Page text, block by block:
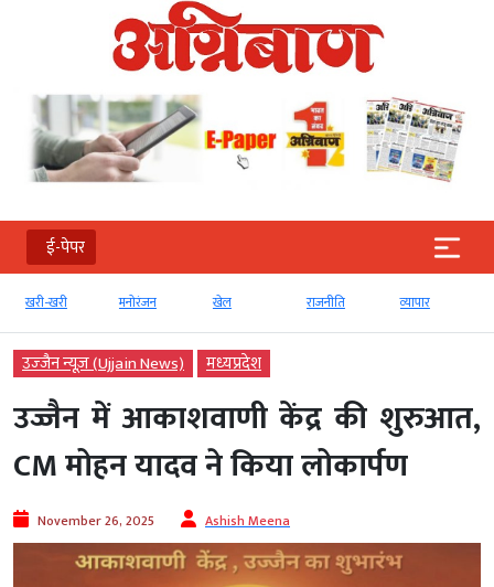
ई-पेपर
खरी-खरी मनोरंजन खेल राजनीति व्‍यापार
उज्‍जैन न्यूज़ (Ujjain News) मध्‍यप्रदेश
उज्जैन में आकाशवाणी केंद्र की शुरुआत,
CM मोहन यादव ने किया लोकार्पण
November 26, 2025 Ashish Meena